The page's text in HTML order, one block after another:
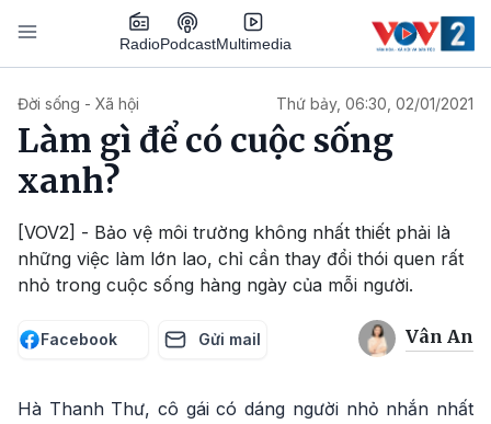
Nhảy đến nội dung
RadioPodcastMultimedia
Đời sống - Xã hội Thứ bảy, 06:30, 02/01/2021
Làm gì để có cuộc sống
xanh?
[VOV2] - Bảo vệ môi trường không nhất thiết phải là
những việc làm lớn lao, chỉ cần thay đổi thói quen rất
nhỏ trong cuộc sống hàng ngày của mỗi người.
Facebook Gửi mail Vân An
Hà Thanh Thư, cô gái có dáng người nhỏ nhắn nhất